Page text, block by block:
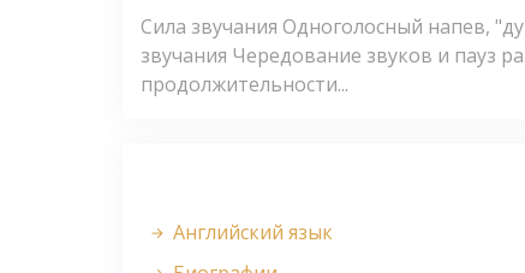
Сила звучания Одноголосный напев,
звучания Чередование звуков и пауз
продолжительности...
Английский язык